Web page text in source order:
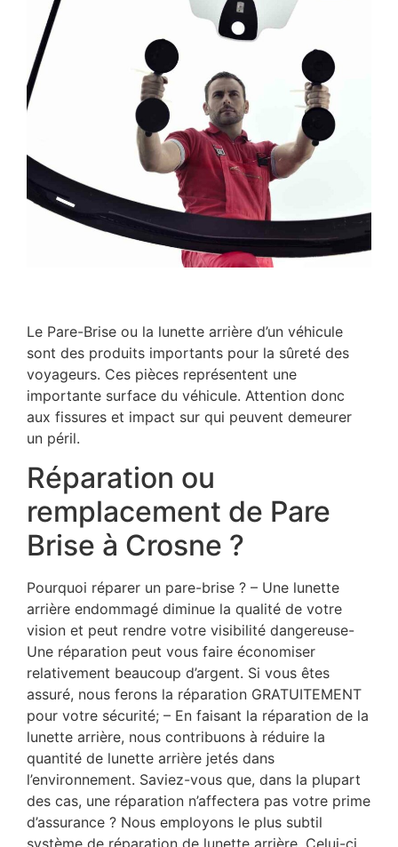
Le Pare-Brise ou la lunette arrière d’un véhicule
sont des produits importants pour la sûreté des
voyageurs. Ces pièces représentent une
importante surface du véhicule. Attention donc
aux fissures et impact sur qui peuvent demeurer
un péril.
Réparation ou
remplacement de Pare
Brise à Crosne ?
Pourquoi réparer un pare-brise ? – Une lunette
arrière endommagé diminue la qualité de votre
vision et peut rendre votre visibilité dangereuse-
Une réparation peut vous faire économiser
relativement beaucoup d’argent. Si vous êtes
assuré, nous ferons la réparation GRATUITEMENT
pour votre sécurité; – En faisant la réparation de la
lunette arrière, nous contribuons à réduire la
quantité de lunette arrière jetés dans
l’environnement. Saviez-vous que, dans la plupart
des cas, une réparation n’affectera pas votre prime
d’assurance ? Nous employons le plus subtil